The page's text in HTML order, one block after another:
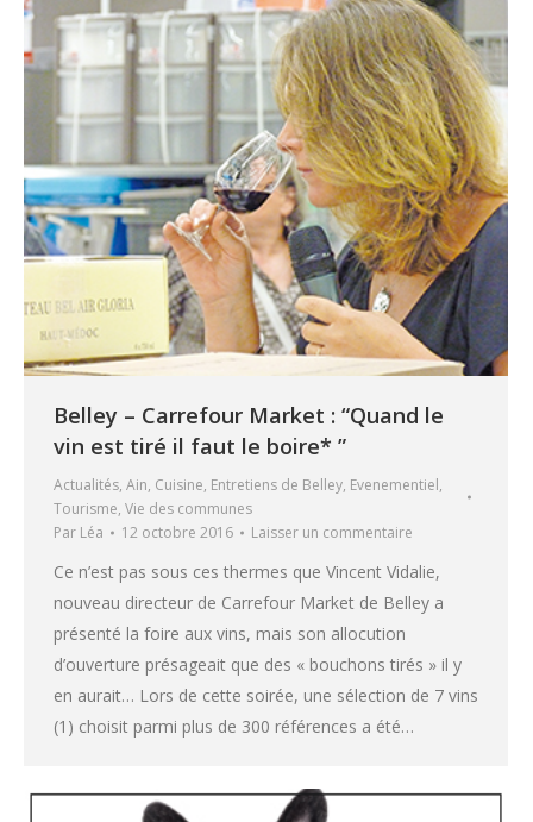
Belley – Carrefour Market : “Quand le
vin est tiré il faut le boire* ”
Actualités, Ain, Cuisine, Entretiens de Belley, Evenementiel,
Tourisme, Vie des communes
Par Léa 12 octobre 2016 Laisser un commentaire
Ce n’est pas sous ces thermes que Vincent Vidalie,
nouveau directeur de Carrefour Market de Belley a
présenté la foire aux vins, mais son allocution
d’ouverture présageait que des « bouchons tirés » il y
en aurait… Lors de cette soirée, une sélection de 7 vins
(1) choisit parmi plus de 300 références a été…